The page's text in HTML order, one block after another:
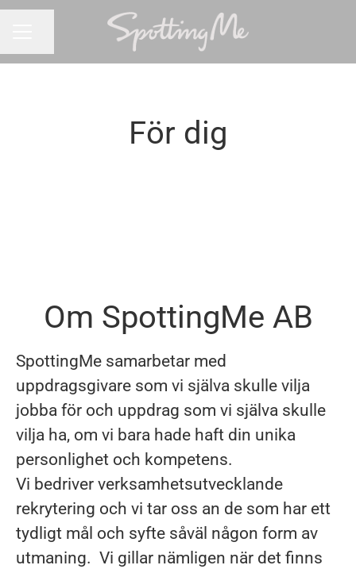
För dig
Bli vår Spotter - rekommendera
Om SpottingMe AB
SpottingMe samarbetar med
uppdragsgivare som vi själva skulle vilja
jobba för och uppdrag som vi själva skulle
vilja ha, om vi bara hade haft din unika
personlighet och kompetens.
Vi bedriver verksamhetsutvecklande
rekrytering och vi tar oss an de som har ett
tydligt mål och syfte såväl någon form av
utmaning. Vi gillar nämligen när det finns